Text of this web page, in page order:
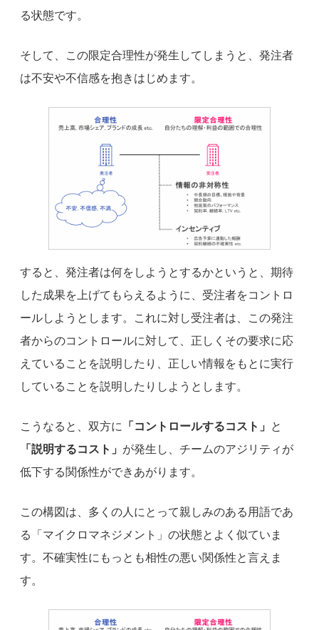
る状態です。
そして、この限定合理性が発生してしまうと、発注者
は不安や不信感を抱きはじめます。
すると、発注者は何をしようとするかというと、期待
した成果を上げてもらえるように、受注者をコントロ
ールしようとします。これに対し受注者は、この発注
者からのコントロールに対して、正しくその要求に応
えていることを説明したり、正しい情報をもとに実行
していることを説明したりしようとします。
こうなると、双方に 「コントロールするコスト」
と
「説明するコスト」 が発生し、チームのアジリティが
低下する関係性ができあがります。
この構図は、多くの人にとって親しみのある用語であ
る「マイクロマネジメント」の状態とよく似ていま
す。不確実性にもっとも相性の悪い関係性と言えま
す。